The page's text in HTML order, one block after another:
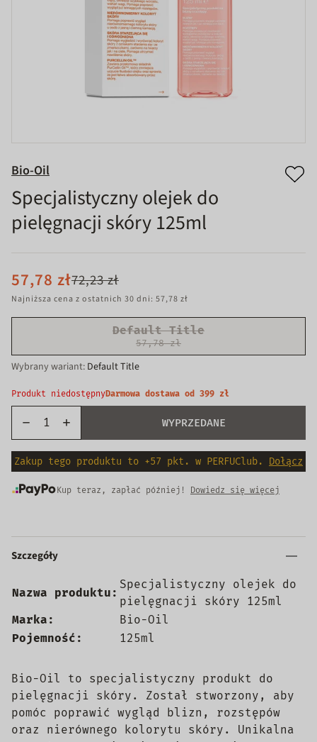
Bio-Oil
Specjalistyczny olejek do
pielęgnacji skóry 125ml
57,78 zł72,23 zł
Najniższa cena z ostatnich 30 dni: 57,78 zł
Default Title
57,78 zł
Wariant
niedostępny
Wybrany wariant: Default Title
Produkt niedostępnyDarmowa dostawa od 399 zł
WYPRZEDANE
Zakup tego produktu to +57 pkt. w PERFUClub. Dołącz
Kup teraz, zapłać później! Dowiedz się więcej
Szczegóły
Nazwa produktu:
Specjalistyczny olejek do
pielęgnacji skóry 125ml
Marka:
Bio-Oil
Pojemność:
125ml
Bio-Oil to specjalistyczny produkt do
pielęgnacji skóry. Został stworzony, aby
pomóc poprawić wygląd blizn, rozstępów
oraz nierównego kolorytu skóry. Unikalna